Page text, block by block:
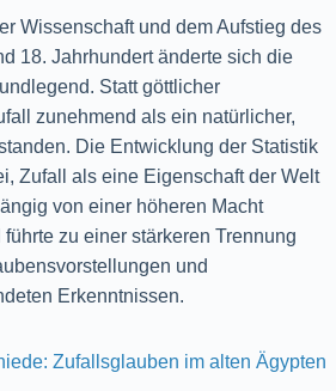
Wissenschaft und dem Aufstieg des
18. Jahrhundert änderte sich die
Statt göttlicher
zunehmend als ein natürlicher,
Die Entwicklung der Statistik
Zufall als eine Eigenschaft der Welt
von einer höheren Macht
zu einer stärkeren Trennung
und
Erkenntnissen.
Zufallsglauben im alten Ägypten